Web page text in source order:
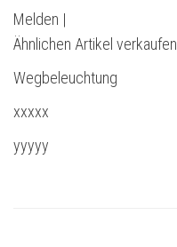
Melden |
Ähnlichen Artikel verkaufen
Wegbeleuchtung
xxxxx
yyyyy